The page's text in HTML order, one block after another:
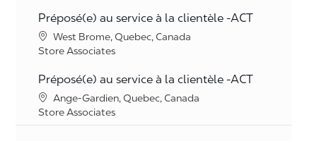
Préposé(e) au service à la clientèle -ACT
Location
West Brome, Quebec, Canada
Category
Store Associates
Préposé(e) au service à la clientèle -ACT
Location
Ange-Gardien, Quebec, Canada
Category
Store Associates